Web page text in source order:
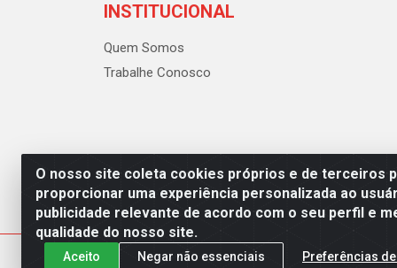
O nosso site coleta cookies próprios e de terceiros
proporcionar uma experiência personalizada ao
publicidade relevante de acordo com o seu perfil e
qualidade do nosso site.
Aceito Negar não essenciais Preferências
INSTITUCIONAL
Quem Somos
Trabalhe Conosco
Polybalas - Rua João Miguel